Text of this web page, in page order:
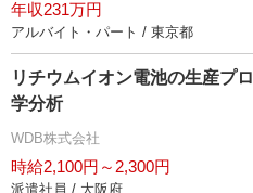
年収231万円
アルバイト・パート / 東京都
リチウムイオン電池の生産プ
学分析
WDB株式会社
時給2,100円～2,300円
派遣社員 / 大阪府